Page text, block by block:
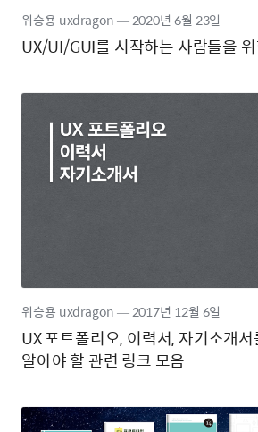
UX/UI/GUI를 시작하는 사람들을
위승용 uxdragon―2020년 6월 23일
UX 포트폴리오, 이력서, 자기소개
알아야 할 관련 링크 모음
위승용 uxdragon―2017년 12월 6일